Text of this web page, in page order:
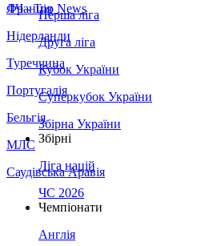
Франція
Нідерланди
Туреччина
Португалія
Бельгія
МЛС
Саудівська Аравія
ЛЧ - Top News
Перша ліга
Друга ліга
Кубок України
Суперкубок України
Збірна України
Збірні
Ліга націй
ЧС 2026
Чемпіонати
Англія